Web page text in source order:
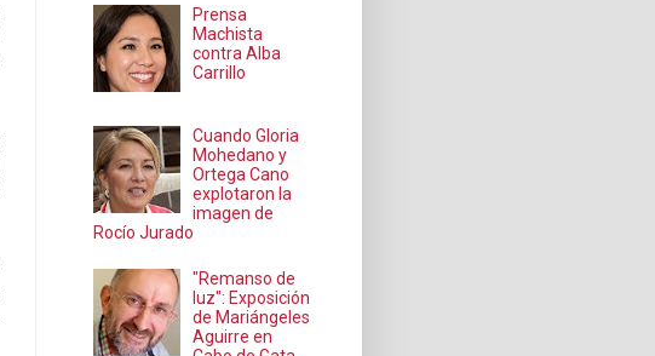
Prensa
Machista
contra Alba
Carrillo
Cuando Gloria
Mohedano y
Ortega Cano
explotaron la
imagen de
Rocío Jurado
"Remanso de
luz": Exposición
de Mariángeles
Aguirre en